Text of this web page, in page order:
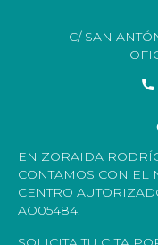
C/ SAN
EN ZORAIDA
CONTAMOS CON EL
CENTRO
AO05484.